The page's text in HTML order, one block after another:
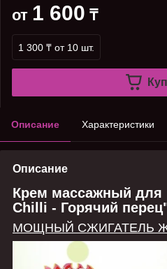
от 1 600 ₸
1 300 ₸ от 10 шт.
Описание Характеристики
Описание
Крем массажный для
Chilli - Горячий
МОЩНЫЙ СЖИГАТЕЛЬ